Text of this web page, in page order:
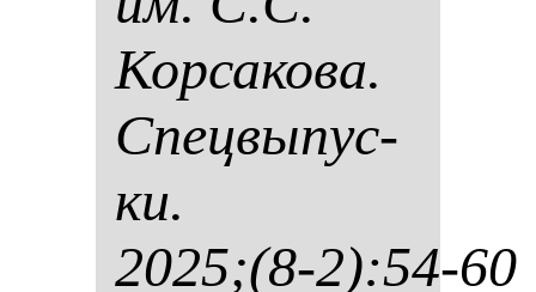
Кор­са­ко­ва.
Спец­вы­пус­
ки.
2025;(8-2):54-60